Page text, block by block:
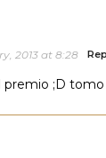
2013 at 8:28
premio ;D